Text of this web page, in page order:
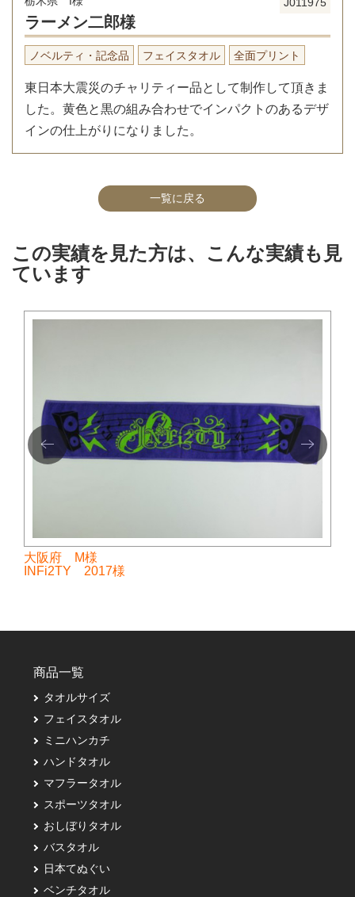
ラーメン二郎様
ノベルティ・記念品 フェイスタオル 全面プリント
東日本大震災のチャリティー品として制作して頂きま
した。黄色と黒の組み合わせでインパクトのあるデザ
インの仕上がりになりました。
一覧に戻る
この実績を見た方は、こんな実績も見
ています
大阪府 M様
INFi2TY 2017様
商品一覧
タオルサイズ
フェイスタオル
ミニハンカチ
ハンドタオル
マフラータオル
スポーツタオル
おしぼりタオル
バスタオル
日本てぬぐい
ベンチタオル